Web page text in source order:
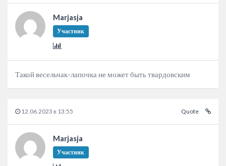
Marjasja
Участник
Такой весельчак-лапочка не может быть твардовским
12.06.2023 в 13:55 Quote
Marjasja
Участник